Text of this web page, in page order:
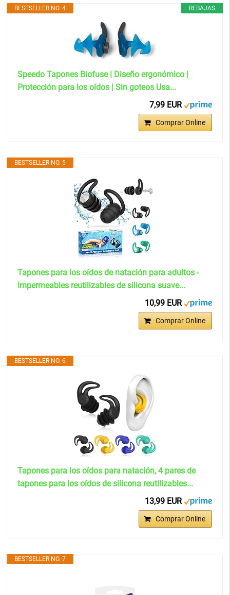
REBAJAS
BESTSELLER NO. 4
Speedo Tapones Biofuse | Diseño ergonómico |
Protección para los oídos | Sin goteos Usa...
7,99 EUR
Comprar Online
BESTSELLER NO. 5
Tapones para los oídos de natación para adultos -
Impermeables reutilizables de silicona suave...
10,99 EUR
Comprar Online
BESTSELLER NO. 6
Tapones para los oídos para natación, 4 pares de
tapones para los oídos de silicona reutilizables...
13,99 EUR
Comprar Online
BESTSELLER NO. 7